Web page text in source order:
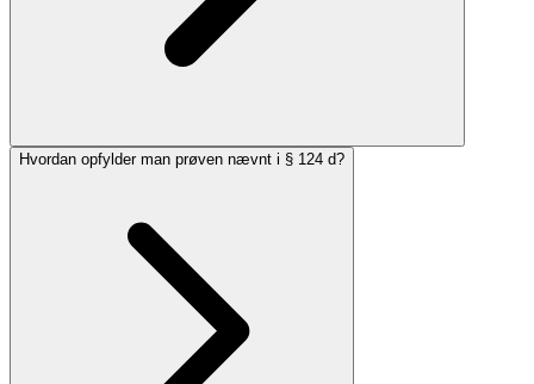
Hvordan opfylder man prøven nævnt i § 124 d?